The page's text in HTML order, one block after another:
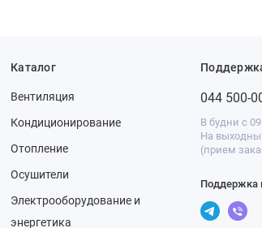
Каталог
Вентиляция
Кондиционирование
Отопление
Осушители
Электрооборудование и
энергетика
044 500-
В будни с
На
(прием
Поддержка